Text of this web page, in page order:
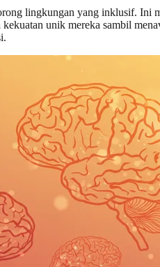
lingkungan yang inklusif. Ini
unik mereka sambil